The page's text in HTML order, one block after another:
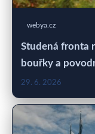
webya.cz
Studená fronta
bouřky a
29. 6. 2026